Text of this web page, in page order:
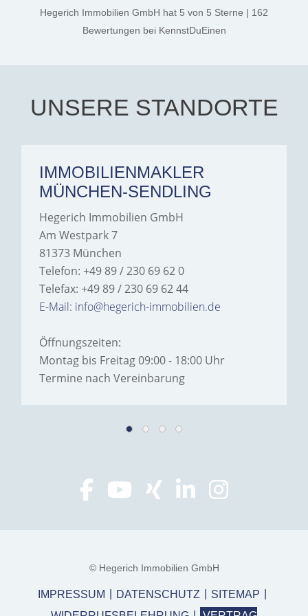
thanks, and a huge part of
the credit goes to Amelie
Jamrowâ€”she was
exceptionally professional,
Hegerich Immobilien to
anyone looking for a home.
Hegerich Immobilien GmbH hat 5 von 5 Sterne | 162
Bewertungen bei KennstDuEinen
UNSERE STANDORTE
IMMOBILIENMAKLER
MÜNCHEN-SENDLING
Hegerich Immobilien GmbH
Am Westpark 7
81373 München
Telefon: +49 89 / 230 69 62 0
Telefax: +49 89 / 230 69 62 44
E-Mail: info@hegerich-immobilien.de
Öffnungszeiten:
Montag bis Freitag 09:00 - 18:00 Uhr
Termine nach Vereinbarung
© Hegerich Immobilien GmbH
IMPRESSUM DATENSCHUTZ
SITEMAP